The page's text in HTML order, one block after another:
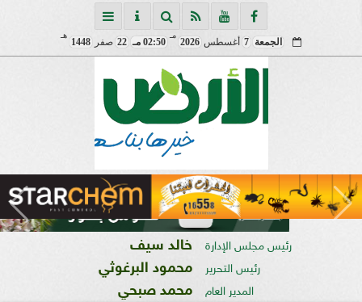
الجمعة 7 أغسطس 2026
مـ
02:50 مـ 22 صفر 1448
هـ
رئيس مجلس الإدارة خالد سيف
رئيس التحرير محمود البرغوثي
المدير العام محمد صبحي